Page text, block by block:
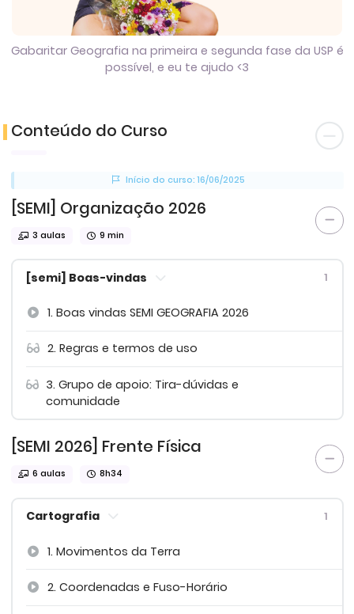
Gabaritar Geografia na primeira e segunda fase da USP é
possível, e eu te ajudo <3
Conteúdo do Curso
Início do curso: 16/06/2025
[SEMI] Organização 2026
3 aulas 9 min
[semi] Boas-vindas 1
1. Boas vindas SEMI GEOGRAFIA 2026
2. Regras e termos de uso
3. Grupo de apoio: Tira-dúvidas e
comunidade
[SEMI 2026] Frente Física
6 aulas 8h34
Cartografia 1
1. Movimentos da Terra
2. Coordenadas e Fuso-Horário